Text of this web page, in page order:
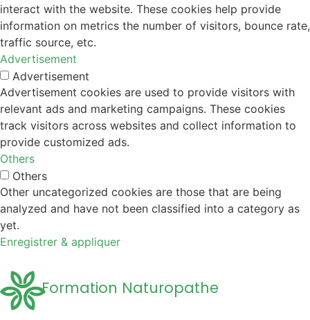
interact with the website. These cookies help provide
information on metrics the number of visitors, bounce rate,
traffic source, etc.
Advertisement
Advertisement
Advertisement cookies are used to provide visitors with
relevant ads and marketing campaigns. These cookies
track visitors across websites and collect information to
provide customized ads.
Others
Others
Other uncategorized cookies are those that are being
analyzed and have not been classified into a category as
yet.
Enregistrer & appliquer
Formation Naturopathe